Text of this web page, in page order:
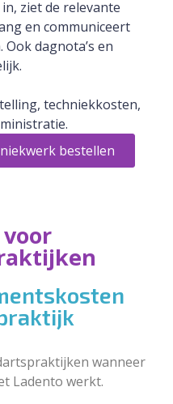
ziet de relevante
en communiceert
dagnota’s en
techniekkosten,
bestellen
wanneer
Ladento werkt.